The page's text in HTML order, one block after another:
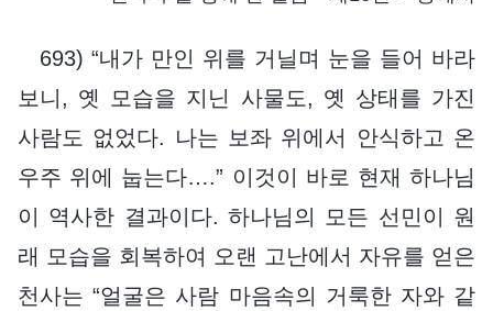
693) “내가 만인 위를 거닐며 눈을 들어 바라
보니, 옛 모습을 지닌 사물도, 옛 상태를 가진
사람도 없었다. 나는 보좌 위에서 안식하고 온
우주 위에 눕는다….” 이것이 바로 현재 하나님
이 역사한 결과이다. 하나님의 모든 선민이 원
래 모습을 회복하여 오랜 고난에서 자유를 얻은
천사는 “얼굴은 사람 마음속의 거룩한 자와 같